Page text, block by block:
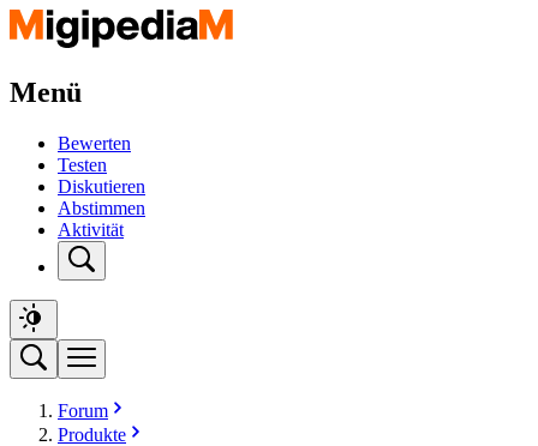
Menü
Bewerten
Testen
Diskutieren
Abstimmen
Aktivität
Forum
Produkte